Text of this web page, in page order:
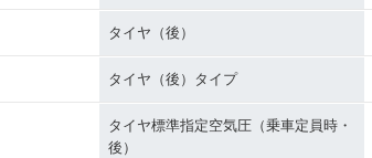
タイヤ（後）
タイヤ（後）タイプ
タイヤ標準指定空気圧（乗車定員時・
後）